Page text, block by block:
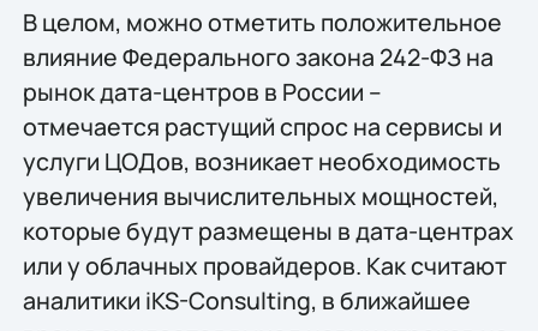
В целом, можно отметить положительное
влияние Федерального закона 242-ФЗ на
рынок дата-центров в России –
отмечается растущий спрос на сервисы и
услуги ЦОДов, возникает необходимость
увеличения вычислительных мощностей,
которые будут размещены в дата-центрах
или у облачных провайдеров. Как считают
аналитики iKS-Consulting, в ближайшее